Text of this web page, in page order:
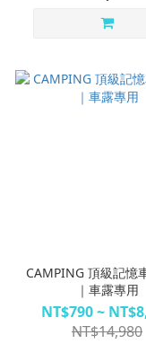
CAMPING 頂級記憶
｜車露專用
NT$790 ~
NT$14,980